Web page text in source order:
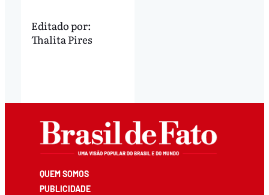
Editado por:
Thalita Pires
QUEM SOMOS
PUBLICIDADE